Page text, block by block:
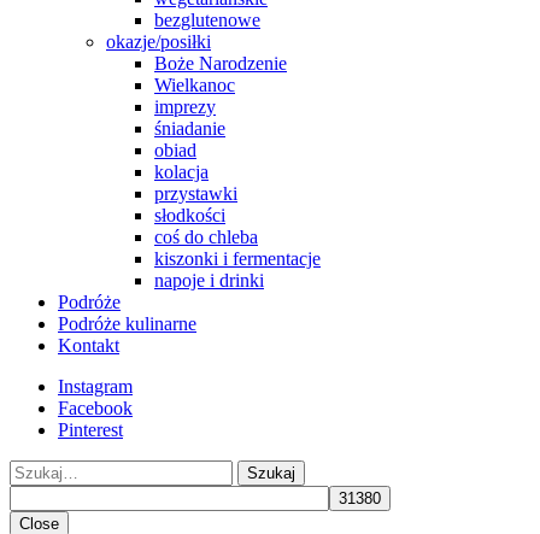
bezglutenowe
okazje/posiłki
Boże Narodzenie
Wielkanoc
imprezy
śniadanie
obiad
kolacja
przystawki
słodkości
coś do chleba
kiszonki i fermentacje
napoje i drinki
Podróże
Podróże kulinarne
Kontakt
Instagram
Facebook
Pinterest
Szukaj
Close